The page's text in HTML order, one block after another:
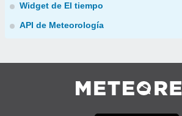
Widget de El tiempo
API de Meteorología